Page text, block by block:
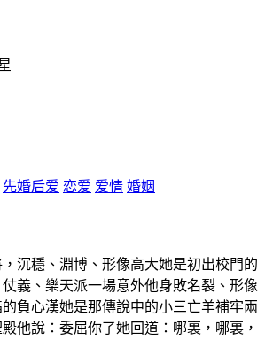
先婚后爱 恋爱 爱情 婚姻
沉穩、淵博、形像高大她是初出校門的
義、樂天派一場意外他身敗名裂、形像
負心漢她是那傳說中的小三亡羊補牢兩
他說：委屈你了她回道：哪裏，哪裏，